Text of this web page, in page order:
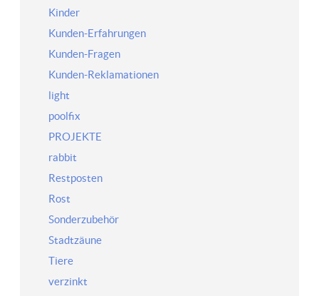
Kinder
Kunden-Erfahrungen
Kunden-Fragen
Kunden-Reklamationen
light
poolfix
PROJEKTE
rabbit
Restposten
Rost
Sonderzubehör
Stadtzäune
Tiere
verzinkt